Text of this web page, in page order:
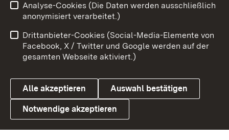
Link zum Landesportal
Benutzungshinweise
Barrierefreiheit
Datenschutz
Cookies
Analyse-Cookies (Die Daten werden ausschließlich
anonymisiert verarbeitet.)
Drittanbieter-Cookies (Social-Media-Elemente von
Facebook, X / Twitter und Google werden auf der
gesamten Webseite aktiviert.)
Alle akzeptieren Auswahl bestätigen
Notwendige akzeptieren